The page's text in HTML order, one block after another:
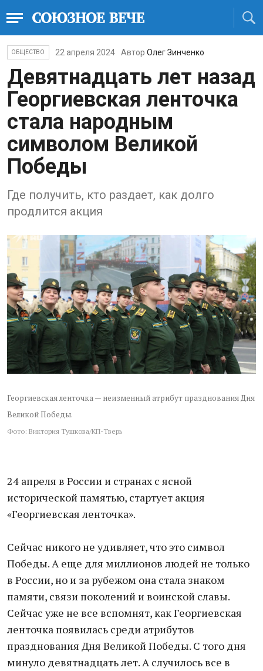
ОБЩЕСТВО 22 апреля 2024 Автор Олег Зинченко
Девятнадцать лет назад
Георгиевская ленточка
стала народным
символом Великой
Победы
Где получить, кто раздает, как долго
продлится акция
Георгиевская ленточка — неизменный атрибут празднования Дня
Великой Победы.
Фото: Виктория Тушкова/КП-Тверь
24 апреля в России и странах с ясной
исторической памятью, стартует акция
«Георгиевская ленточка».
Сейчас никого не удивляет, что это символ
Победы. А еще для миллионов людей не только
в России, но и за рубежом она стала знаком
памяти, связи поколений и воинской славы.
Сейчас уже не все вспомнят, как Георгиевская
ленточка появилась среди атрибутов
празднования Дня Великой Победы. С того дня
минуло девятнадцать лет. А случилось все в